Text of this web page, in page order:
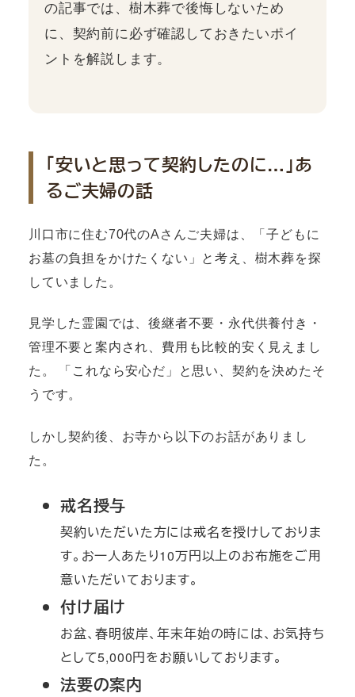
の記事では、樹木葬で後悔しないため
に、契約前に必ず確認しておきたいポイ
ントを解説します。
「安いと思って契約したのに…」あ
るご夫婦の話
川口市に住む70代のAさんご夫婦は、「子どもに
お墓の負担をかけたくない」と考え、樹木葬を探
していました。
見学した霊園では、後継者不要・永代供養付き・
管理不要と案内され、費用も比較的安く見えまし
た。 「これなら安心だ」と思い、契約を決めたそ
うです。
しかし契約後、お寺から以下のお話がありまし
た。
戒名授与
契約いただいた方には戒名を授けしておりま
す。お一人あたり10万円以上のお布施をご用
意いただいております。
付け届け
お盆、春明彼岸、年末年始の時には、お気持ち
として5,000円をお願いしております。
法要の案内